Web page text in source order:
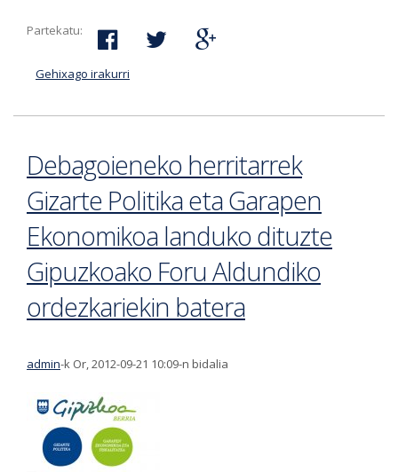
Partekatu:
Gehixago irakurri
emateko epea-ri buruz
Debagoieneko herritarrek
Gizarte Politika eta Garapen
Ekonomikoa landuko dituzte
Gipuzkoako Foru Aldundiko
ordezkariekin batera
admin-k Or, 2012-09-21 10:09-n bidalia